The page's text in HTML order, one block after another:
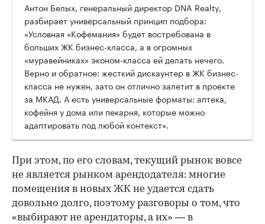
Антон Белых, генеральный директор DNA Realty,
разбирает универсальный принцип подбора:
«Условная «Кофемания» будет востребована в
больших ЖК бизнес-класса, а в огромных
«муравейниках» эконом-класса ей делать нечего.
Верно и обратное: жесткий дискаунтер в ЖК бизнес-
класса не нужен, зато он отлично залетит в проекте
за МКАД. А есть универсальные форматы: аптека,
кофейня у дома или пекарня, которые можно
адаптировать под любой контекст».
При этом, по его словам, текущий рынок вовсе
не является рынком арендодателя: многие
помещения в новых ЖК не удается сдать
довольно долго, поэтому разговоры о том, что
«выбирают не арендаторы, а их» — в